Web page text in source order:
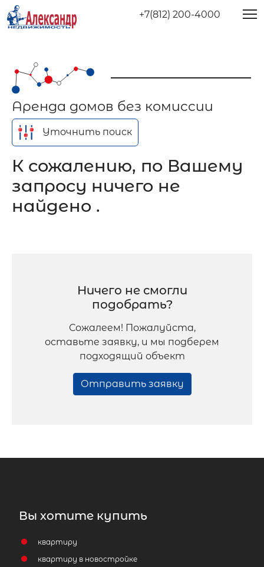
+7(812) 200-4000
Аренда домов без комиссии
Уточнить поиск
К сожалению, по Вашему
запросу ничего не
найдено .
Ничего не смогли
подобрать?
Сожалеем! Пожалуйста,
оставьте заявку, и мы подберем
подходящий объект
Отправить заявку
Вы хотите купить
квартиру
квартиру в новостройке